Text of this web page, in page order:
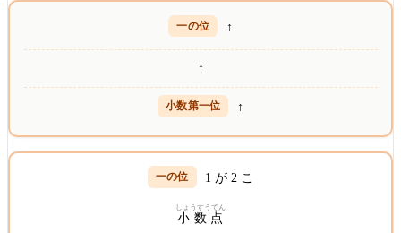
↑
↑
↑
1 が 2 こ
小数点
しょうすうてん